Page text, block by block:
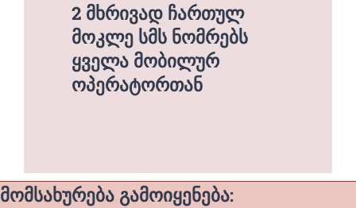
2 მხრივად ჩართულ
მოკლე სმს ნომრებს
ყველა მობილურ
ოპერატორთან
მომსახურება გამოიყენება: